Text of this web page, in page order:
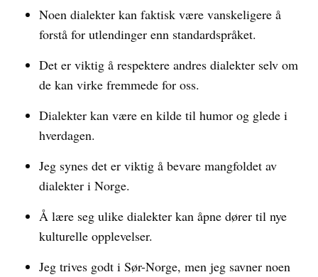
Noen dialekter kan faktisk være vanskeligere å
forstå for utlendinger enn standardspråket.
Det er viktig å respektere andres dialekter selv om
de kan virke fremmede for oss.
Dialekter kan være en kilde til humor og glede i
hverdagen.
Jeg synes det er viktig å bevare mangfoldet av
dialekter i Norge.
Å lære seg ulike dialekter kan åpne dører til nye
kulturelle opplevelser.
Jeg trives godt i Sør-Norge, men jeg savner noen